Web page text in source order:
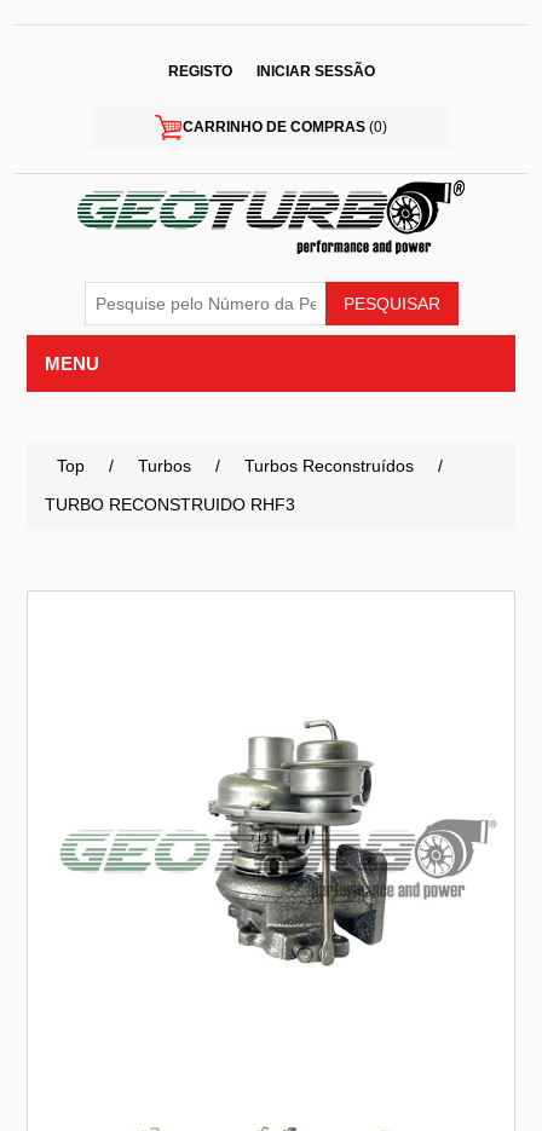
REGISTO INICIAR SESSÃO
CARRINHO DE COMPRAS (0)
MENU
Top / Turbos / Turbos Reconstruídos
/
TURBO RECONSTRUIDO RHF3